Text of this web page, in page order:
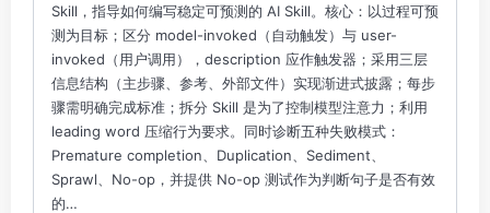
Skill，指导如何编写稳定可预测的 AI Skill。核心：以过程可预
测为目标；区分 model-invoked（自动触发）与 user-
invoked（用户调用），description 应作触发器；采用三层
信息结构（主步骤、参考、外部文件）实现渐进式披露；每步
骤需明确完成标准；拆分 Skill 是为了控制模型注意力；利用
leading word 压缩行为要求。同时诊断五种失败模式：
Premature completion、Duplication、Sediment、
Sprawl、No-op，并提供 No-op 测试作为判断句子是否有效
的…